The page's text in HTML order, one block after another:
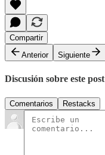
Compartir
Anterior
Siguiente
Discusión sobre este post
Comentarios Restacks